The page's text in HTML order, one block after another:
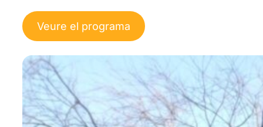
Veure el programa